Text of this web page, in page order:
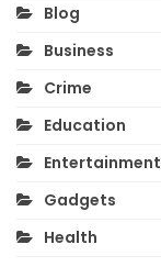
Blog
Business
Crime
Education
Entertainment
Gadgets
Health